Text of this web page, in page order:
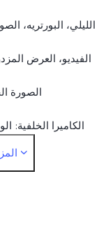
الليلي، البورتريه،
الفيديو، العرض
الصورة
الكاميرا الخلفية:
الليلي، البورتريه،